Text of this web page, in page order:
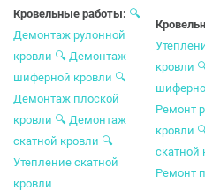
Кровельные работы: 🔍
Демонтаж рулонной
кровли 🔍 Демонтаж
шиферной кровли 🔍
Демонтаж плоской
кровли 🔍 Демонтаж
скатной кровли 🔍
Утепление скатной
кровли
кровли
Ремонт
кровли
скатной
Ремонт